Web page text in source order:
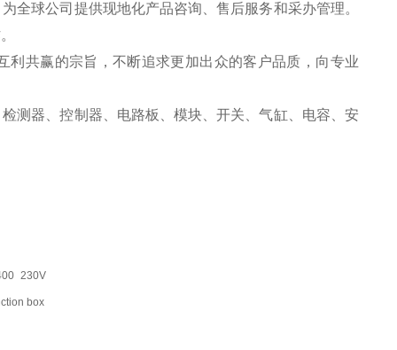
全球公司提供现地化产品咨询、售后服务和采办管理。
共赢的宗旨，不断追求更加出众的客户品质，向专业
测器、控制器、电路板、模块、开关、气缸、电容、安
230V
box